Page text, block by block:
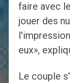
faire avec
jouer des
eux»,
Le couple